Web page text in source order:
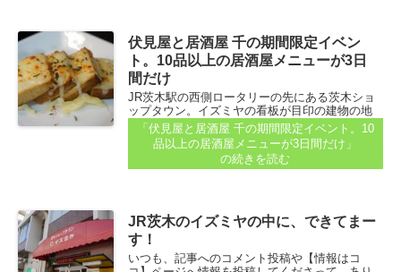
伏見屋と居酒屋 千の期間限定イベン
ト。10品以上の居酒屋メニューが3日
間だけ
JR茨木駅の西側ロータリーの先にある茨木ショ
ップタウン。イズミヤの看板が目印の建物の地
下で、何やら楽しそうな企画があるというの
で、見に行ってきました...
「伏見屋と居酒屋 千の期間限定イベント。10
品以上の居酒屋メニューが3日間だけ」
の続きを読む
JR茨木のイズミヤの中に、できてまー
す！
いつも、記事へのコメント投稿や【情報はコ